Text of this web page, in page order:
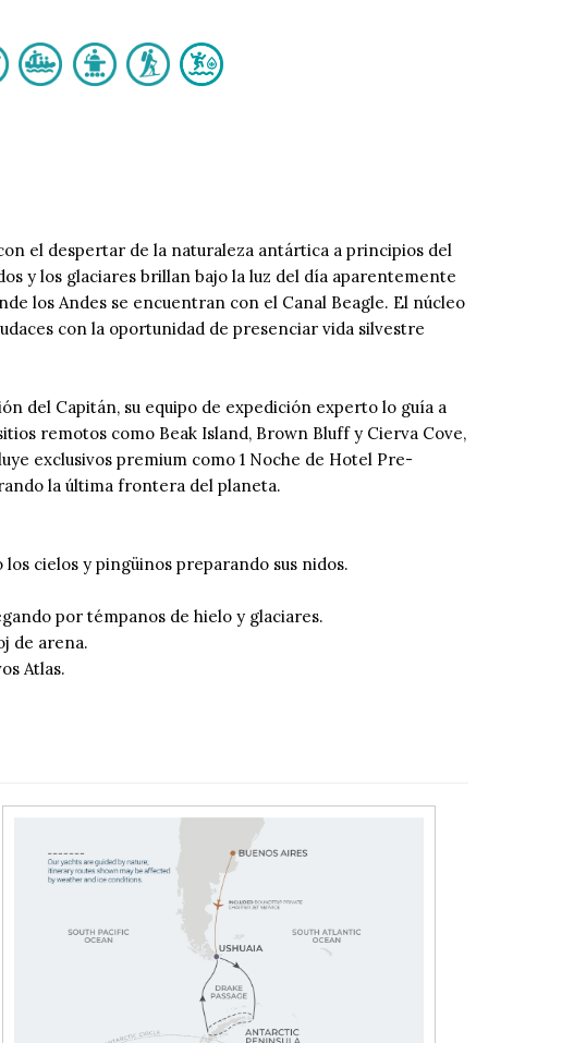
el despertar de la naturaleza antártica a principios del
y los glaciares brillan bajo la luz del día aparentemente
los Andes se encuentran con el Canal Beagle. El núcleo
con la oportunidad de presenciar vida silvestre
del Capitán, su equipo de expedición experto lo guía a
remotos como Beak Island, Brown Bluff y Cierva Cove,
exclusivos premium como 1 Noche de Hotel Pre-
la última frontera del planeta.
cielos y pingüinos preparando sus nidos.
por témpanos de hielo y glaciares.
de arena.
Atlas.